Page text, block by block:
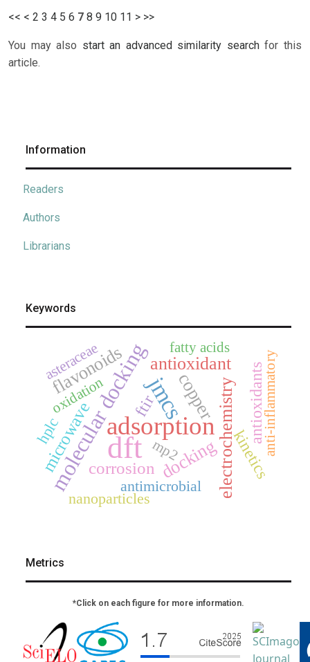
<< < 2 3 4 5 6 7 8 9 10 11 > >>
You may also start an advanced similarity searchfor this
article.
Information
Readers
Authors
Librarians
Keywords
dft
adsorption
jmcs
molecular docking copper
antioxidant
electrochemistry
flavonoids
docking
microwavecorrosion kinetics
antioxidants
ftir
antimicrobial
hplc
nanoparticles
oxidation
fatty acids
asteraceae anti-inflammatory
mp2
Metrics
*Click on each figure for more information.